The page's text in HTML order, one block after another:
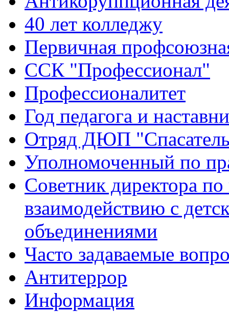
40 лет колледжу
Первичная
ССК "Профессионал"
Профессионалитет
Год педагога и
Отряд ДЮП
Уполномоченный по
Советник директора
взаимодействию с
объединениями
Часто задаваемые
Антитеррор
Информация